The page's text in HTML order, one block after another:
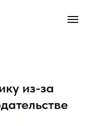
из-за